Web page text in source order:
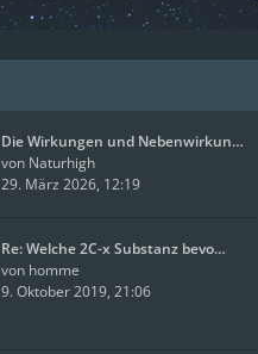
Die Wirkungen und Nebenwirkun…
von Naturhigh
29. März 2026, 12:19
Re: Welche 2C-x Substanz bevo…
von homme
9. Oktober 2019, 21:06